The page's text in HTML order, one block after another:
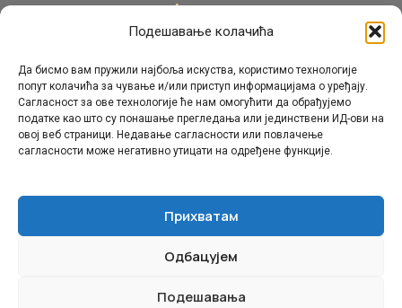
Подешавање колачића
Да бисмо вам пружили најбоља искуства, користимо технологије
попут колачића за чување и/или приступ информацијама о уређају.
Сагласност за ове технологије ће нам омогућити да обрађујемо
податке као што су понашање прегледања или јединствени ИД-ови на
овој веб страници. Недавање сагласности или повлачење
сагласности може негативно утицати на одређене функције.
Прихватам
Одбацујем
Подешавања
Актуелно
Стручни кадар
Пројекти
Архива
Контакт
© Републички педагошки завод Републике Српске.